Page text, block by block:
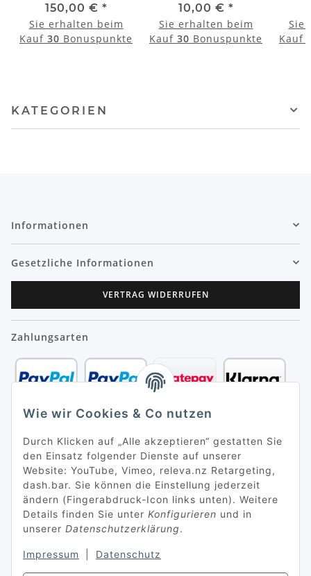
Wie wir Cookies & Co nutzen
Durch Klicken auf „Alle akzeptieren“ gestatten Sie
den Einsatz folgender Dienste auf unserer
Website: YouTube, Vimeo, releva.nz Retargeting,
dash.bar. Sie können die Einstellung jederzeit
ändern (Fingerabdruck-Icon links unten). Weitere
Details finden Sie unter Konfigurieren und in
unserer Datenschutzerklärung.
Impressum Datenschutz
150,00 € *
Sie erhalten beim
Kauf 30 Bonuspunkte
10,00 € *
Sie erhalten beim
Kauf 30 Bonuspunkte
Sie
Kauf
KATEGORIEN
Informationen
Gesetzliche Informationen
VERTRAG WIDERRUFEN
Zahlungsarten